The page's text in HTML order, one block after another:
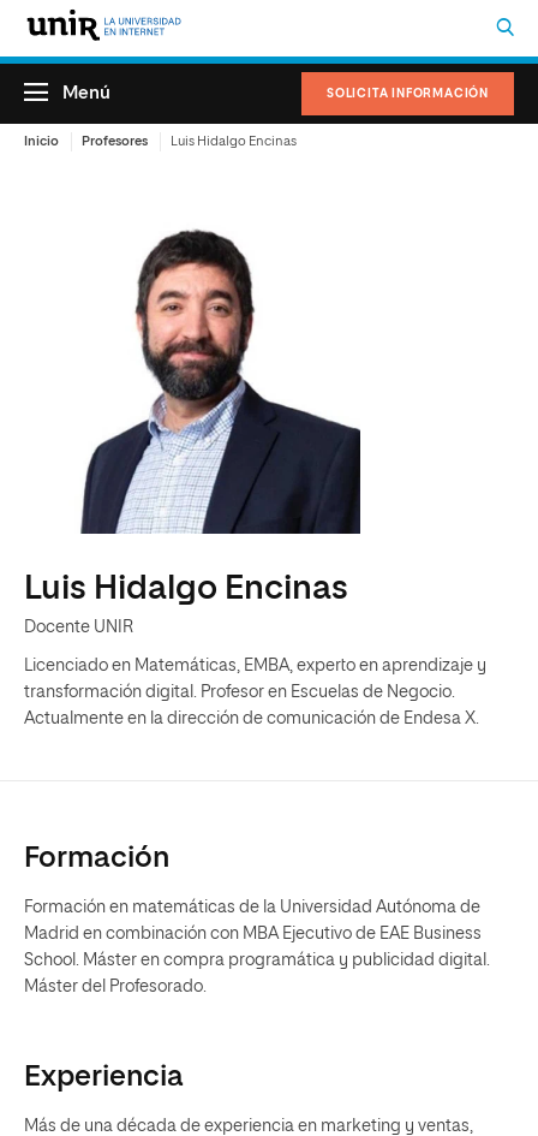
SOLICITA INFORMACIÓN
Menú
Inicio Profesores Luis Hidalgo Encinas
Luis Hidalgo Encinas
Docente UNIR
Licenciado en Matemáticas, EMBA, experto en aprendizaje y
transformación digital. Profesor en Escuelas de Negocio.
Actualmente en la dirección de comunicación de Endesa X.
Formación
Formación en matemáticas de la Universidad Autónoma de
Madrid en combinación con MBA Ejecutivo de EAE Business
School. Máster en compra programática y publicidad digital.
Máster del Profesorado.
Experiencia
Más de una década de experiencia en marketing y ventas,